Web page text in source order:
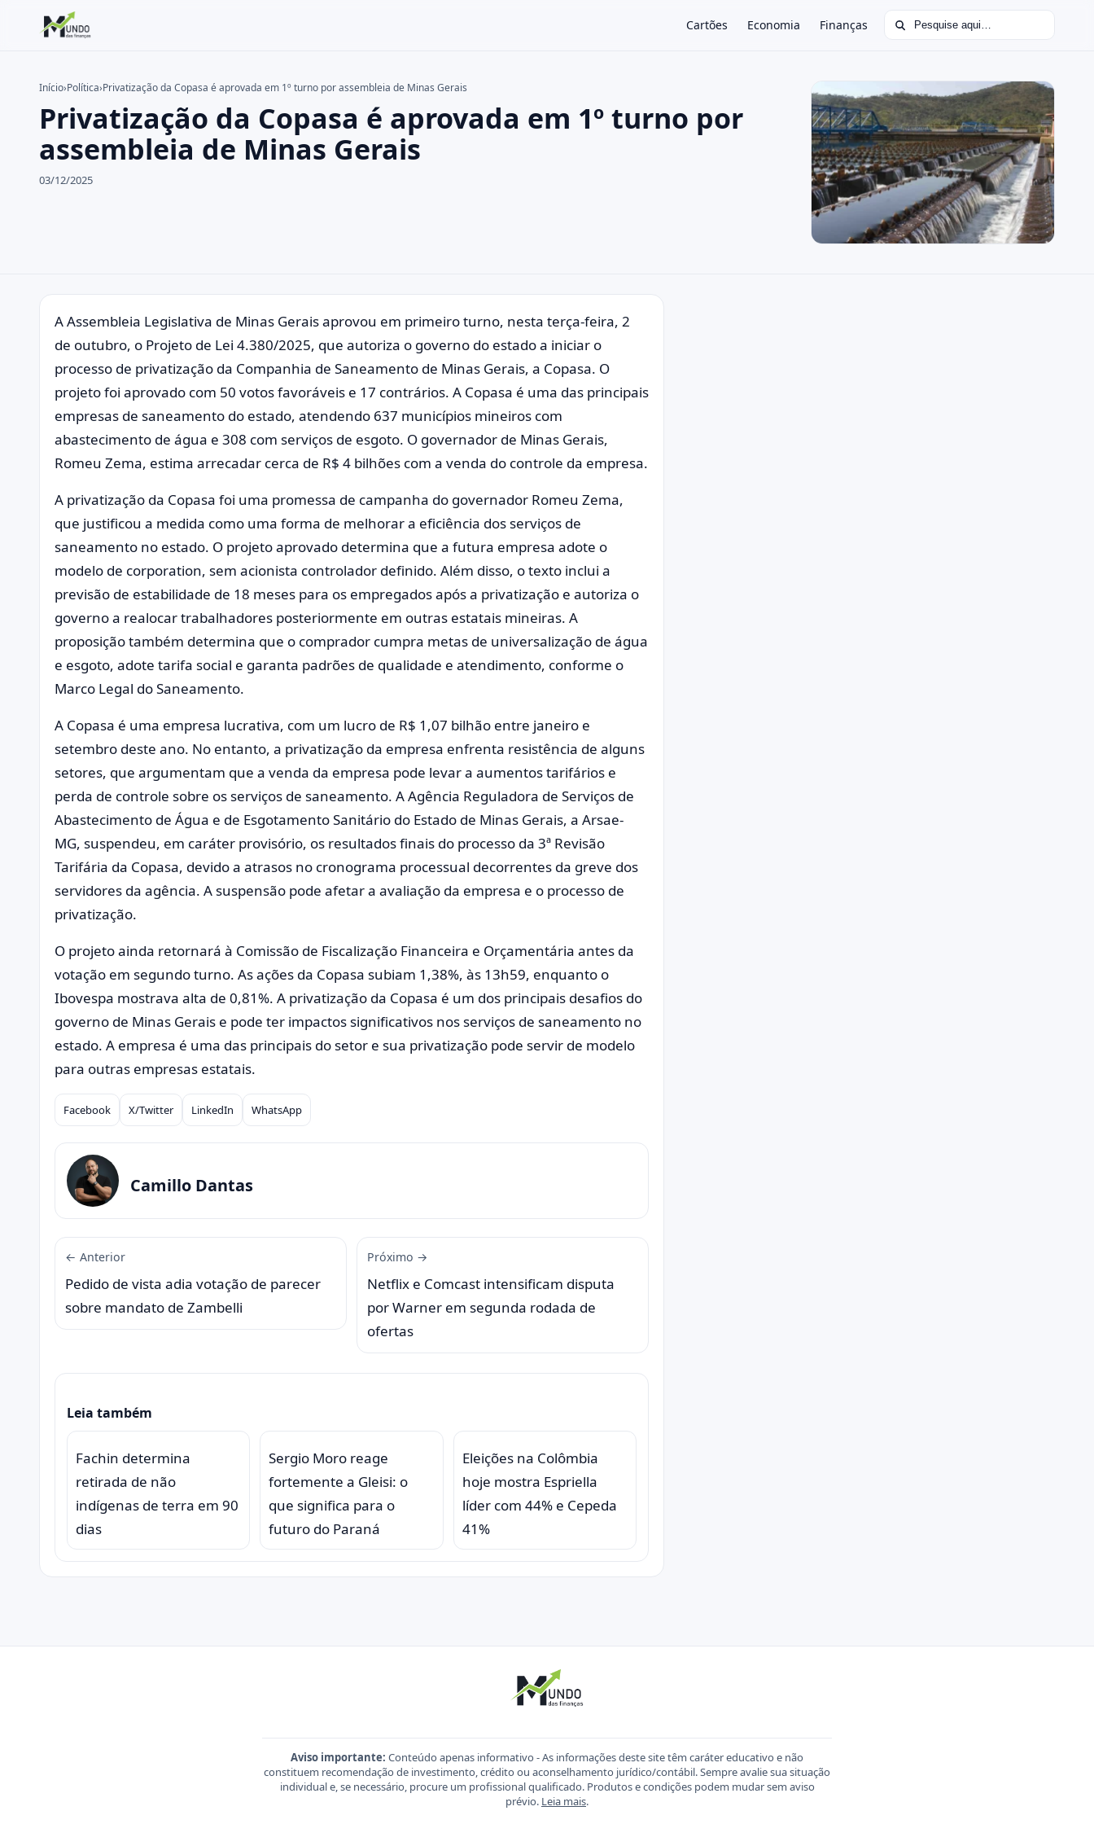
Cartões Economia Finanças Buscar por:
Buscar no site ×
Pressione Enter para buscar ou ESC para fechar.
Início›Política›Privatização da Copasa é aprovada em 1º turno por assembleia de Minas Gerais
Privatização da Copasa é aprovada em 1º turno por
assembleia de Minas Gerais
03/12/2025
A Assembleia Legislativa de Minas Gerais aprovou em primeiro turno, nesta terça-feira, 2
de outubro, o Projeto de Lei 4.380/2025, que autoriza o governo do estado a iniciar o
processo de privatização da Companhia de Saneamento de Minas Gerais, a Copasa. O
projeto foi aprovado com 50 votos favoráveis e 17 contrários. A Copasa é uma das principais
empresas de saneamento do estado, atendendo 637 municípios mineiros com
abastecimento de água e 308 com serviços de esgoto. O governador de Minas Gerais,
Romeu Zema, estima arrecadar cerca de R$ 4 bilhões com a venda do controle da empresa.
A privatização da Copasa foi uma promessa de campanha do governador Romeu Zema,
que justificou a medida como uma forma de melhorar a eficiência dos serviços de
saneamento no estado. O projeto aprovado determina que a futura empresa adote o
modelo de corporation, sem acionista controlador definido. Além disso, o texto inclui a
previsão de estabilidade de 18 meses para os empregados após a privatização e autoriza o
governo a realocar trabalhadores posteriormente em outras estatais mineiras. A
proposição também determina que o comprador cumpra metas de universalização de água
e esgoto, adote tarifa social e garanta padrões de qualidade e atendimento, conforme o
Marco Legal do Saneamento.
A Copasa é uma empresa lucrativa, com um lucro de R$ 1,07 bilhão entre janeiro e
setembro deste ano. No entanto, a privatização da empresa enfrenta resistência de alguns
setores, que argumentam que a venda da empresa pode levar a aumentos tarifários e
perda de controle sobre os serviços de saneamento. A Agência Reguladora de Serviços de
Abastecimento de Água e de Esgotamento Sanitário do Estado de Minas Gerais, a Arsae-
MG, suspendeu, em caráter provisório, os resultados finais do processo da 3ª Revisão
Tarifária da Copasa, devido a atrasos no cronograma processual decorrentes da greve dos
servidores da agência. A suspensão pode afetar a avaliação da empresa e o processo de
privatização.
O projeto ainda retornará à Comissão de Fiscalização Financeira e Orçamentária antes da
votação em segundo turno. As ações da Copasa subiam 1,38%, às 13h59, enquanto o
Ibovespa mostrava alta de 0,81%. A privatização da Copasa é um dos principais desafios do
governo de Minas Gerais e pode ter impactos significativos nos serviços de saneamento no
estado. A empresa é uma das principais do setor e sua privatização pode servir de modelo
para outras empresas estatais.
Compartilhar
Facebook X/Twitter LinkedIn WhatsApp
Camillo Dantas
← Anterior
Pedido de vista adia votação de parecer
sobre mandato de Zambelli
Próximo →
Netflix e Comcast intensificam disputa
por Warner em segunda rodada de
ofertas
Leia também
Fachin determina
retirada de não
indígenas de terra em 90
dias
Sergio Moro reage
fortemente a Gleisi: o
que significa para o
futuro do Paraná
Eleições na Colômbia
hoje mostra Espriella
líder com 44% e Cepeda
41%
Aviso importante: Conteúdo apenas informativo - As informações deste site têm caráter educativo e não
constituem recomendação de investimento, crédito ou aconselhamento jurídico/contábil. Sempre avalie sua situação
individual e, se necessário, procure um profissional qualificado. Produtos e condições podem mudar sem aviso
prévio. Leia mais.